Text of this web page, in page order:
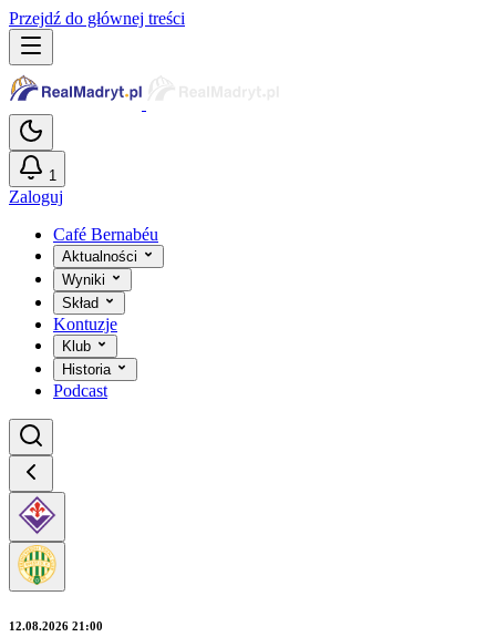
Przejdź do głównej treści
1
Zaloguj
Café Bernabéu
Aktualności
Wyniki
Skład
Kontuzje
Klub
Historia
Podcast
12.08.2026 21:00